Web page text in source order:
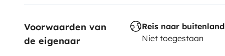
Voorwaarden van
de eigenaar
Reis naar buitenland
Niet toegestaan